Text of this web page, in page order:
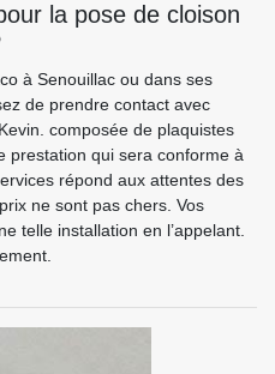
la pose de cloison
à Senouillac ou dans ses
de prendre contact avec
composée de plaquistes
prestation qui sera conforme à
répond aux attentes des
ne sont pas chers. Vos
telle installation en l’appelant.